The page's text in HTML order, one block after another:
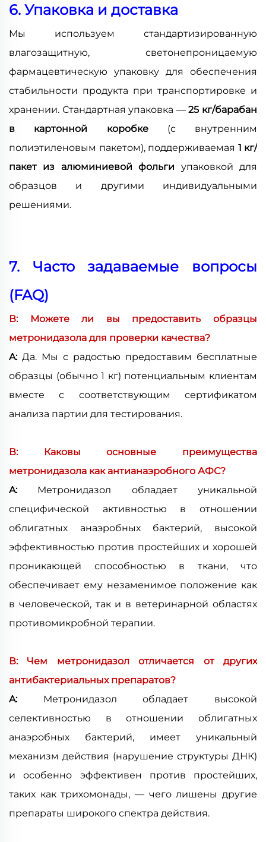
6. Упаковка и доставка
Мы используем стандартизированную
влагозащитную, светонепроницаемую
фармацевтическую упаковку для обеспечения
стабильности продукта при транспортировке и
хранении. Стандартная упаковка —25 кг/барабан
в картонной коробке (с внутренним
полиэтиленовым пакетом), поддерживаемая 1 кг/
пакет из алюминиевой фольги упаковкой для
образцов и другими индивидуальными
решениями.
7. Часто задаваемые вопросы
(FAQ)
В: Можете ли вы предоставить образцы
метронидазола для проверки качества?
A: Да. Мы с радостью предоставим бесплатные
образцы (обычно 1 кг) потенциальным клиентам
вместе с соответствующим сертификатом
анализа партии для тестирования.
В: Каковы основные преимущества
метронидазола как антианаэробного АФС?
A: Метронидазол обладает уникальной
специфической активностью в отношении
облигатных анаэробных бактерий, высокой
эффективностью против простейших и хорошей
проникающей способностью в ткани, что
обеспечивает ему незаменимое положение как
в человеческой, так и в ветеринарной областях
противомикробной терапии.
В: Чем метронидазол отличается от других
антибактериальных препаратов?
A: Метронидазол обладает высокой
селективностью в отношении облигатных
анаэробных бактерий, имеет уникальный
механизм действия (нарушение структуры ДНК)
и особенно эффективен против простейших,
таких как трихомонады, — чего лишены другие
препараты широкого спектра действия.